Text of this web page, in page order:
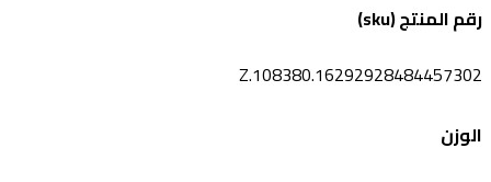
رقم المنتج (sku)
Z.108380.16292928484457302
الوزن